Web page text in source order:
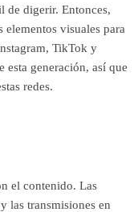
de digerir. Entonces,
visuales para
TikTok y
esta generación, así que
redes.
el contenido. Las
las transmisiones en